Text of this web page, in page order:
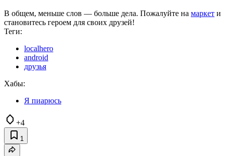
В общем, меньше слов — больше дела. Пожалуйте на маркет и
становитесь героем для своих друзей!
Теги:
localhero
android
друзья
Хабы:
Я пиарюсь
+4
1